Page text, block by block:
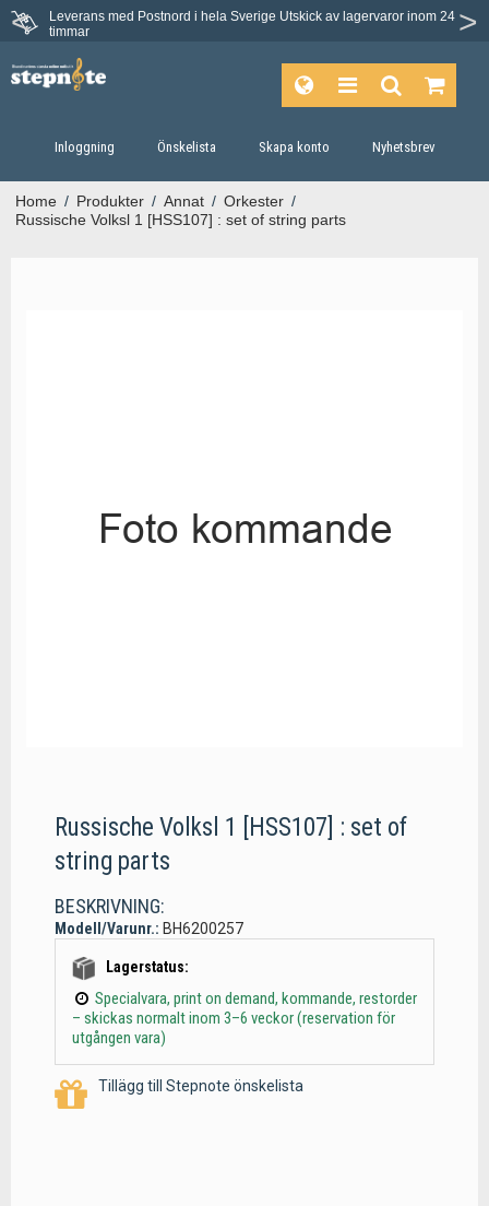
Leverans med Postnord i hela Sverige Utskick av lagervaror inom 24
timmar
Du har 30 dagars ångerrätt.
Inloggning Önskelista Skapa konto Nyhetsbrev
Home / Produkter / Annat / Orkester /
Russische Volksl 1 [HSS107] : set of string parts
Russische Volksl 1 [HSS107] : set of
string parts
BESKRIVNING:
Modell/Varunr.: BH6200257
Lagerstatus:
Specialvara, print on demand, kommande, restorder
– skickas normalt inom 3–6 veckor (reservation för
utgången vara)
Tillägg till Stepnote önskelista